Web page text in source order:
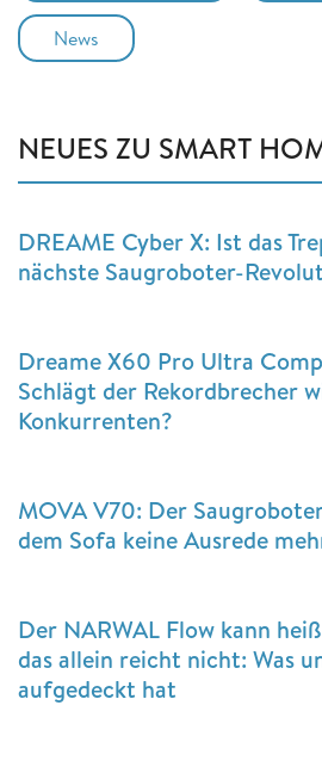
News
NEUES ZU SMART
DREAME Cyber X: Ist das
nächste Saugroboter-
Dreame X60 Pro Ultra
Schlägt der Rekordbrecher
Konkurrenten?
MOVA V70: Der
dem Sofa keine Ausrede
Der NARWAL Flow kann
das allein reicht nicht: Was
aufgedeckt hat